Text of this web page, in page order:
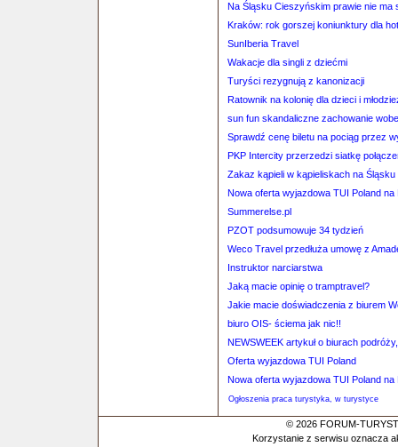
Na Śląsku Cieszyńskim prawie nie ma
Kraków: rok gorszej koniunktury dla
SunIberia Travel
Wakacje dla singli z dziećmi
Turyści rezygnują z kanonizacji
Ratownik na kolonię dla dzieci i
sun fun skandaliczne zachowanie
Sprawdź cenę biletu na pociąg przez
PKP Intercity przerzedzi siatkę
Zakaz kąpieli w kąpieliskach na
Nowa oferta wyjazdowa TUI Poland na
Summerelse.pl
PZOT podsumowuje 34 tydzień
Weco Travel przedłuża umowę z
Instruktor narciarstwa
Jaką macie opinię o tramptravel?
Jakie macie doświadczenia z biurem
biuro OIS- ściema jak nic!!
NEWSWEEK artykuł o biurach
Oferta wyjazdowa TUI Poland
Nowa oferta wyjazdowa TUI Poland na
Ogłoszenia praca turystyka, w turystyce
© 2026 FORUM-
Korzystanie z serwisu oznacza